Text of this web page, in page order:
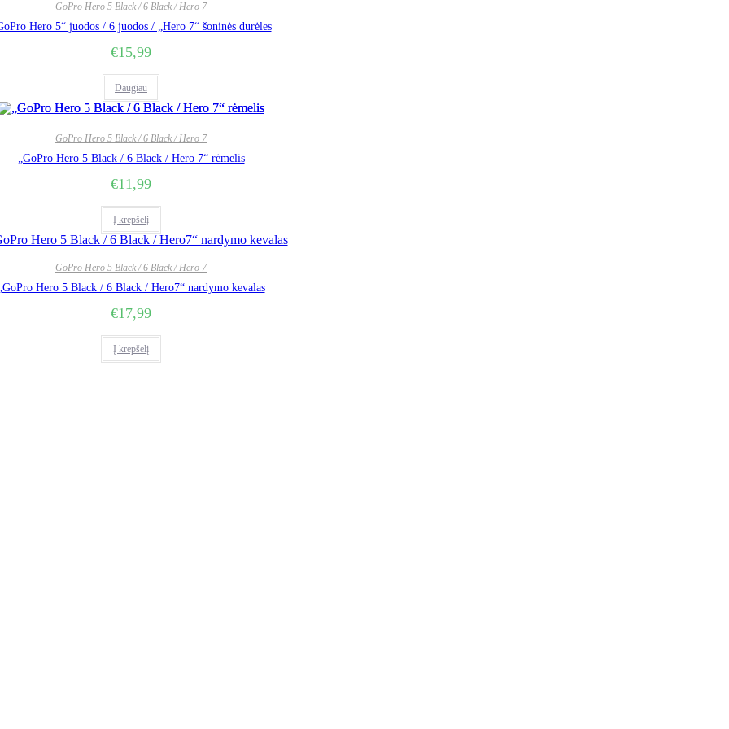
GoPro Hero 5 Black / 6 Black / Hero 7
Hero 5“ juodos / 6 juodos / „Hero 7“ šoninės durėles
€15,99
Daugiau
GoPro Hero 5 Black / 6 Black / Hero 7
„GoPro Hero 5 Black / 6 Black / Hero 7“ rėmelis
€11,99
Į krepšelį
GoPro Hero 5 Black / 6 Black / Hero 7
Hero 5 Black / 6 Black / Hero7“ nardymo kevalas
€17,99
Į krepšelį